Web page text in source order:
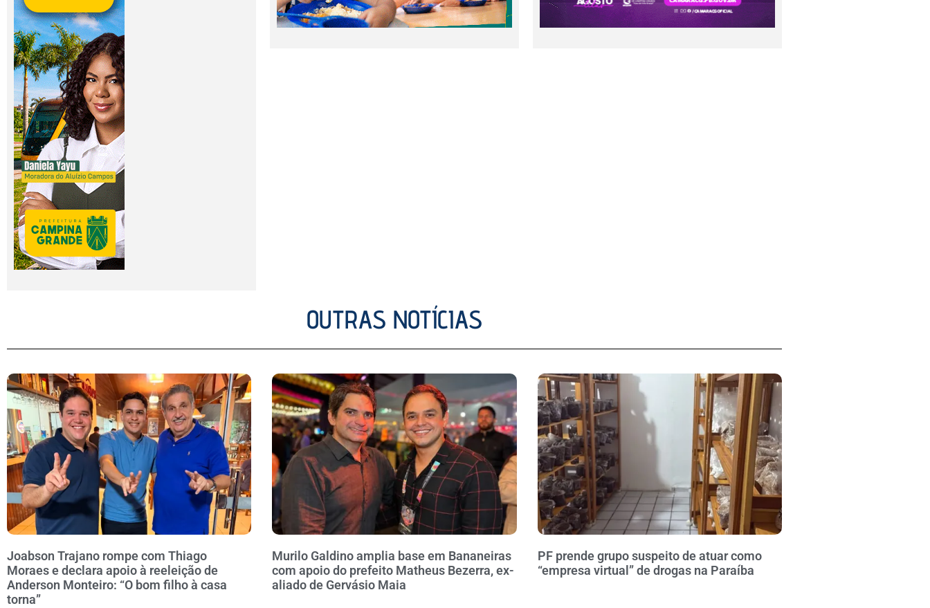
OUTRAS NOTÍCIAS
Joabson Trajano rompe com Thiago
Moraes e declara apoio à reeleição de
Anderson Monteiro: “O bom filho à casa
torna”
Murilo Galdino amplia base em Bananeiras
com apoio do prefeito Matheus Bezerra, ex-
aliado de Gervásio Maia
PF prende grupo suspeito de atuar como
“empresa virtual” de drogas na Paraíba